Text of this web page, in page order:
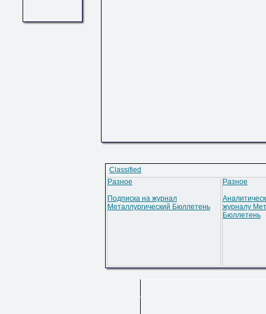
Classified
Разное
Подписка на журнал
Металлургический Бюллетень
Разное
журналу
Бюллетень